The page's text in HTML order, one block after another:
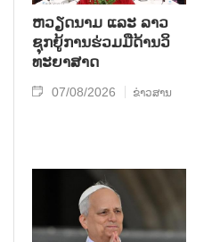
ຫວຽດ​ນາມ ແລະ ລາວ​
ຊຸກ​ຍູ້​ການ​ຮ່ວມ​ມື​ດ້ານວ​ິ​
ທະ​ຍາ​ສາດ
07/08/2026 ຂ່າວສານ